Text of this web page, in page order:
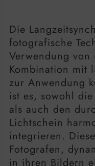
Die
fotografische
Verwendung von
Kombination mit
zur Anwendung
ist es, sowohl
als auch den
Lichtschein
integrieren.
Fotografen,
in ihren Bildern